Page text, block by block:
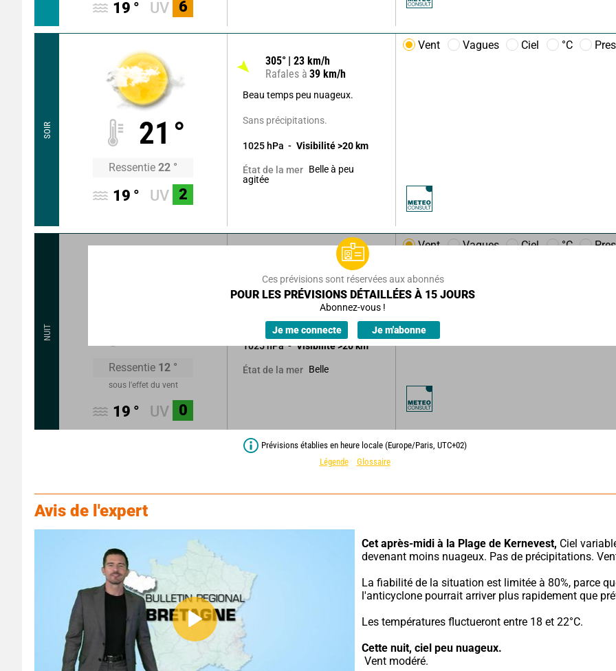
19 ° UV 6
SOIR 21 °
Ressentie 22 °
19 ° UV 2
305° 23 km/h
Rafales à 39 km/h
Beau temps peu nuageux.
Sans précipitations.
1025 hPa Visibilité >20 km
État de la mer Belle à peu
agitée
Vent Vagues Ciel °C
NUIT
Ressentie 12 °
sous l'effet du vent
19 ° UV 0
Rafales à32 km/h
Ciel clair.
Sans précipitations.
1025hPa Visibilité>20km
État de la mer Belle
Vent Vagues Ciel °C
Ces prévisions sont réservées aux abonnés
POUR LES PRÉVISIONS DÉTAILLÉES À 15 JOURS
Abonnez-vous !
Je me connecte Je m'abonne
Prévisions établies en heure locale (Europe/Paris, UTC+02)
Légende
Glossaire
Avis de l'expert
Cet après-midi à la Plage de Kernevest, Ciel
devenant moins nuageux. Pas de précipitations.
La fiabilité de la situation est limitée à 80%, parce
l'anticyclone pourrait arriver plus rapidement que
Les températures fluctueront entre 18 et 22°C.
Cette nuit, ciel peu nuageux.
Vent modéré.